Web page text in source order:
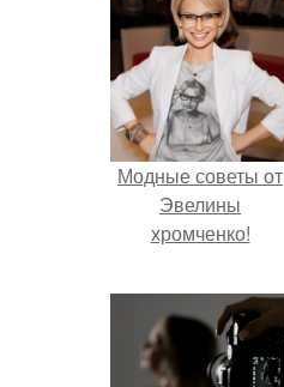
Модные советы от
Эвелины
хромченко!